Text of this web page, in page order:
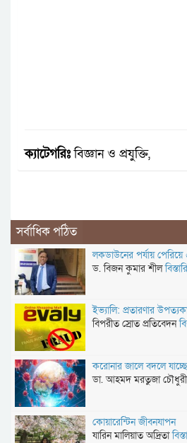
ক্যাটেগরিঃবিজ্ঞান ও প্রযুক্তি,
সর্বাধিক পঠিত
লকডাউনের পর্যায়
ড. বিজন কুমার শীল
ইভ্যালি: প্রতারণার
বিপরীত স্রোত প্রতিবেদন
করোনার জালে বদলে
ডা. আহমদ মরতুজা
কোয়ারেন্টিন জীবনযাপন
যারিন মালিয়াত অদ্রিতা